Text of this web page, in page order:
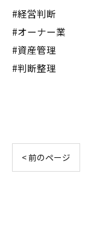
#経営判断
#オーナー業
#資産管理
#判断整理
< 前のページ